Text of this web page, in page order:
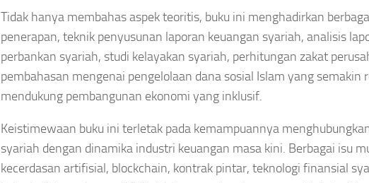
Tidak hanya membahas aspek teoritis, buku ini menghadirkan
penerapan, teknik penyusunan laporan keuangan syariah, analisis
perbankan syariah, studi kelayakan syariah, perhitungan zakat
pembahasan mengenai pengelolaan dana sosial Islam yang semakin
mendukung pembangunan ekonomi yang inklusif.
Keistimewaan buku ini terletak pada kemampuannya
syariah dengan dinamika industri keuangan masa kini. Berbagai isu
kecerdasan artifisial, blockchain, kontrak pintar, teknologi finansial